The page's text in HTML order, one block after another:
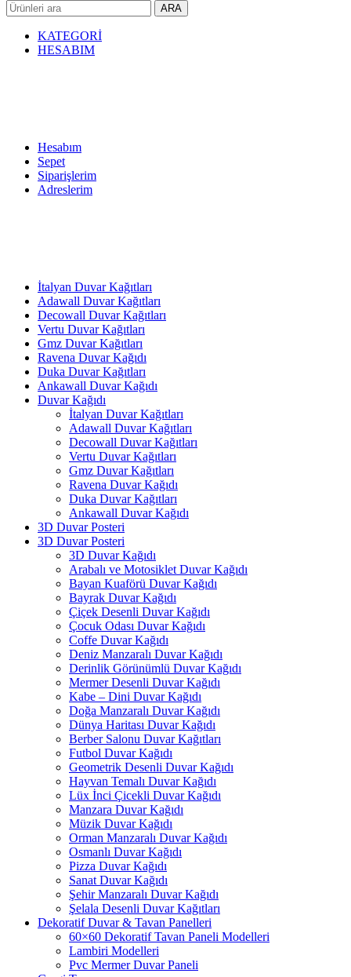
ARA
KATEGORİ
HESABIM
Hesabım
Sepet
Siparişlerim
Adreslerim
İtalyan Duvar Kağıtları
Adawall Duvar Kağıtları
Decowall Duvar Kağıtları
Vertu Duvar Kağıtları
Gmz Duvar Kağıtları
Ravena Duvar Kağıdı
Duka Duvar Kağıtları
Ankawall Duvar Kağıdı
Duvar Kağıdı
İtalyan Duvar Kağıtları
Adawall Duvar Kağıtları
Decowall Duvar Kağıtları
Vertu Duvar Kağıtları
Gmz Duvar Kağıtları
Ravena Duvar Kağıdı
Duka Duvar Kağıtları
Ankawall Duvar Kağıdı
3D Duvar Posteri
3D Duvar Posteri
3D Duvar Kağıdı
Arabalı ve Motosiklet Duvar Kağıdı
Bayan Kuaförü Duvar Kağıdı
Bayrak Duvar Kağıdı
Çiçek Desenli Duvar Kağıdı
Çocuk Odası Duvar Kağıdı
Coffe Duvar Kağıdı
Deniz Manzaralı Duvar Kağıdı
Derinlik Görünümlü Duvar Kağıdı
Mermer Desenli Duvar Kağıdı
Kabe – Dini Duvar Kağıdı
Doğa Manzaralı Duvar Kağıdı
Dünya Haritası Duvar Kağıdı
Berber Salonu Duvar Kağıtları
Futbol Duvar Kağıdı
Geometrik Desenli Duvar Kağıdı
Hayvan Temalı Duvar Kağıdı
Lüx İnci Çicekli Duvar Kağıdı
Manzara Duvar Kağıdı
Müzik Duvar Kağıdı
Orman Manzaralı Duvar Kağıdı
Osmanlı Duvar Kağıdı
Pizza Duvar Kağıdı
Sanat Duvar Kağıdı
Şehir Manzaralı Duvar Kağıdı
Şelala Desenli Duvar Kağıtları
Dekoratif Duvar & Tavan Panelleri
60×60 Dekoratif Tavan Paneli Modelleri
Lambiri Modelleri
Pvc Mermer Duvar Paneli